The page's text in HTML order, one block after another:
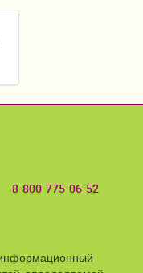
8-800-775-06-52
информационный